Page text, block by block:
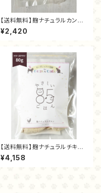
【送料無料】麹ナチュラルカンガ
ルー（フリーズドライ40g）
¥2,420
【送料無料】麹ナチュラルチキン
（フリーズドライ80ｇ）
¥4,158